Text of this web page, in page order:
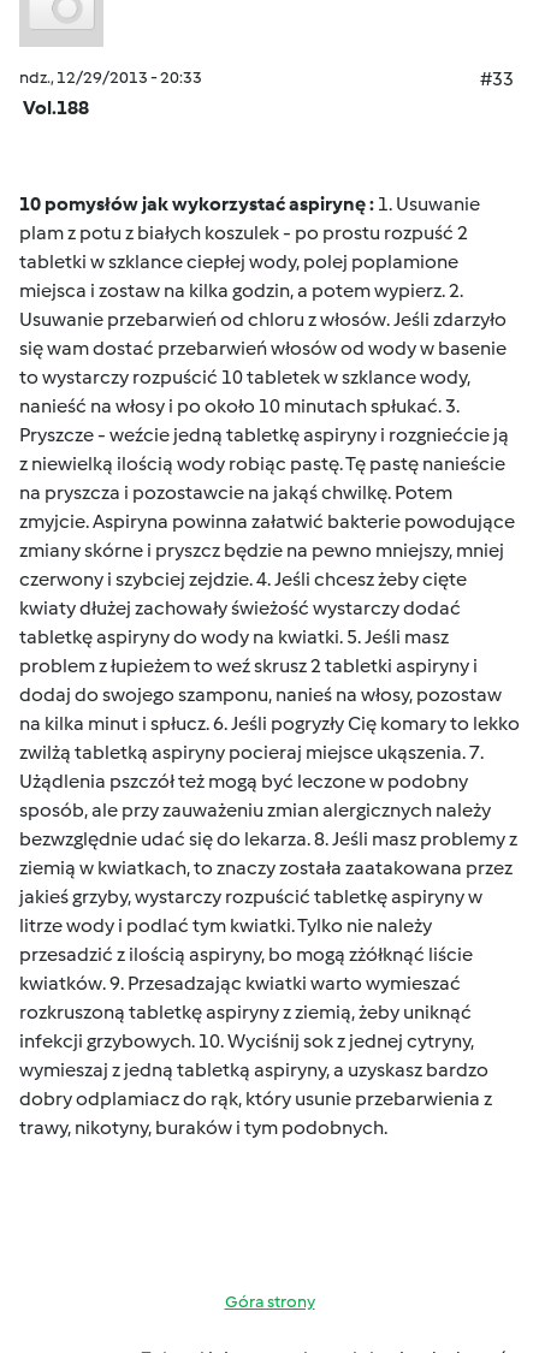
ndz., 12/29/2013 - 20:33
#33
Vol.188
10 pomysłów jak wykorzystać aspirynę : 1. Usuwanie
plam z potu z białych koszulek - po prostu rozpuść 2
tabletki w szklance ciepłej wody, polej poplamione
miejsca i zostaw na kilka godzin, a potem wypierz. 2.
Usuwanie przebarwień od chloru z włosów. Jeśli zdarzyło
się wam dostać przebarwień włosów od wody w basenie
to wystarczy rozpuścić 10 tabletek w szklance wody,
nanieść na włosy i po około 10 minutach spłukać. 3.
Pryszcze - weźcie jedną tabletkę aspiryny i rozgniećcie ją
z niewielką ilością wody robiąc pastę. Tę pastę nanieście
na pryszcza i pozostawcie na jakąś chwilkę. Potem
zmyjcie. Aspiryna powinna załatwić bakterie powodujące
zmiany skórne i pryszcz będzie na pewno mniejszy, mniej
czerwony i szybciej zejdzie. 4. Jeśli chcesz żeby cięte
kwiaty dłużej zachowały świeżość wystarczy dodać
tabletkę aspiryny do wody na kwiatki. 5. Jeśli masz
problem z łupieżem to weź skrusz 2 tabletki aspiryny i
dodaj do swojego szamponu, nanieś na włosy, pozostaw
na kilka minut i spłucz. 6. Jeśli pogryzły Cię komary to lekko
zwilżą tabletką aspiryny pocieraj miejsce ukąszenia. 7.
Użądlenia pszczół też mogą być leczone w podobny
sposób, ale przy zauważeniu zmian alergicznych należy
bezwzględnie udać się do lekarza. 8. Jeśli masz problemy z
ziemią w kwiatkach, to znaczy została zaatakowana przez
jakieś grzyby, wystarczy rozpuścić tabletkę aspiryny w
litrze wody i podlać tym kwiatki. Tylko nie należy
przesadzić z ilością aspiryny, bo mogą zżółknąć liście
kwiatków. 9. Przesadzając kwiatki warto wymieszać
rozkruszoną tabletkę aspiryny z ziemią, żeby uniknąć
infekcji grzybowych. 10. Wyciśnij sok z jednej cytryny,
wymieszaj z jedną tabletką aspiryny, a uzyskasz bardzo
dobry odplamiacz do rąk, który usunie przebarwienia z
trawy, nikotyny, buraków i tym podobnych.
Góra strony